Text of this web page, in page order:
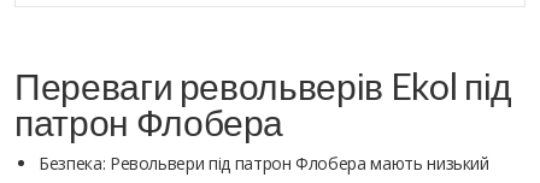
Переваги револьверів Ekol під
патрон Флобера
Безпека: Револьвери під патрон Флобера мають низький